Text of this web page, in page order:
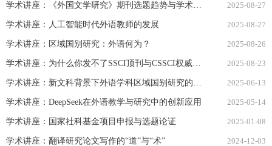
学术讲座：《外国文学研究》期刊选题趋势与学术写作策略 2025-08-27
学术讲座：人工智能时代外语教师的发展 2025-08-27
学术讲座：区域国别研究：外语何为？ 2025-08-26
学术讲座：为什么你发不了SSCI顶刊与CSSCI权威期刊？ 2025-08-23
学术讲座：新文科背景下外语学科区域国别研究的路径构建与实践 2025-06-13
学术讲座：DeepSeek在外语教学与研究中的创新应用 2025-05-14
学术讲座：国家社科基金项目申报与选题论证 2025-01-08
学术讲座：翻译研究论文写作的“道”与“术” 2024-12-03